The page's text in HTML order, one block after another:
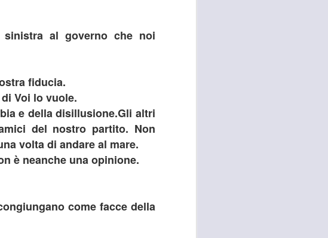
sinistra al governo che noi
fiducia.
Voi lo vuole.
e della disillusione.Gli altri
del nostro partito. Non
volta di andare al mare.
è neanche una opinione.
come facce della
Italia
,
UN
UN